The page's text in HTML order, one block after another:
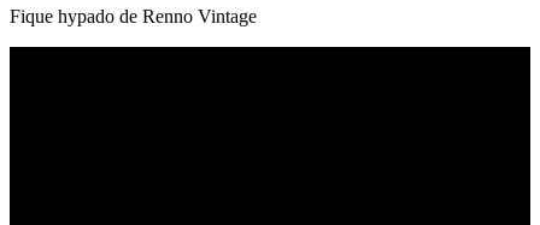
Fique hypado de Renno Vintage